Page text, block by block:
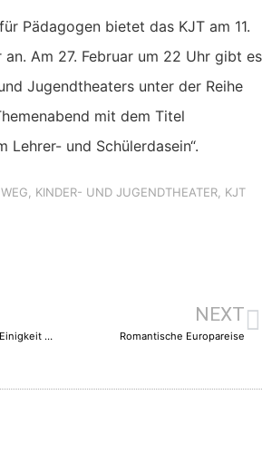
Pädagogen bietet das KJT am 11.
an. Am 27. Februar um 22 Uhr gibt es
Jugendtheaters unter der Reihe
mit dem Titel
Lehrer- und Schülerdasein“.
KINDER- UND JUGENDTHEATER KJT
20 Jahre Kulturbetriebe – Einigkeit macht stark
NEXT
Romantische Europareise